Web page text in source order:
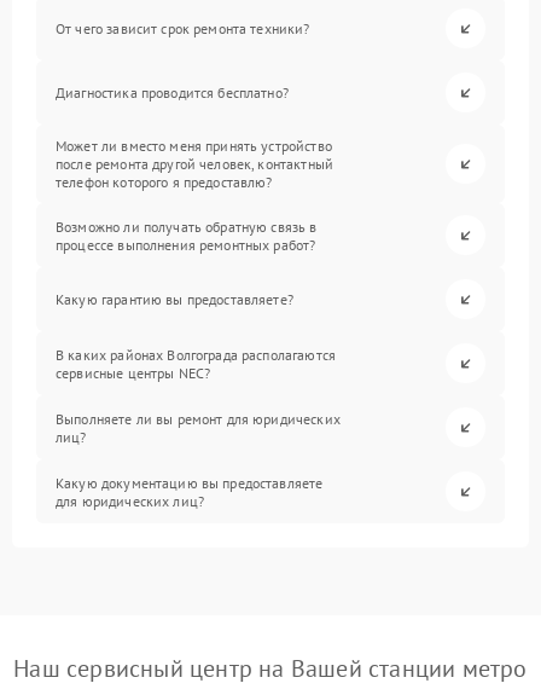
От чего зависит срок ремонта техники?
Диагностика проводится бесплатно?
Может ли вместо меня принять устройство
после ремонта другой человек, контактный
телефон которого я предоставлю?
Возможно ли получать обратную связь в
процессе выполнения ремонтных работ?
Какую гарантию вы предоставляете?
В каких районах Волгограда располагаются
сервисные центры NEC?
Выполняете ли вы ремонт для юридических
лиц?
Какую документацию вы предоставляете
для юридических лиц?
Наш сервисный центр на Вашей станции метро